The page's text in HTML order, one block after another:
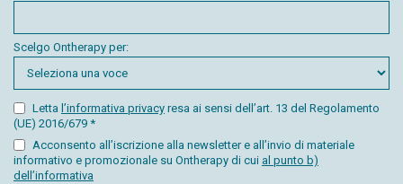
Scelgo Ontherapy per:
Letta l’informativa privacy resa ai sensi dell’art. 13 del Regolamento
(UE) 2016/679 *
Acconsento all’iscrizione alla newsletter e all’invio di materiale
informativo e promozionale su Ontherapy di cui al punto b)
dell’informativa